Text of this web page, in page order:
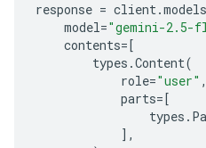
response = client.models
model="gemini-2.5-
contents=[
types .Content(
role="user" ,
parts=[
types .
],